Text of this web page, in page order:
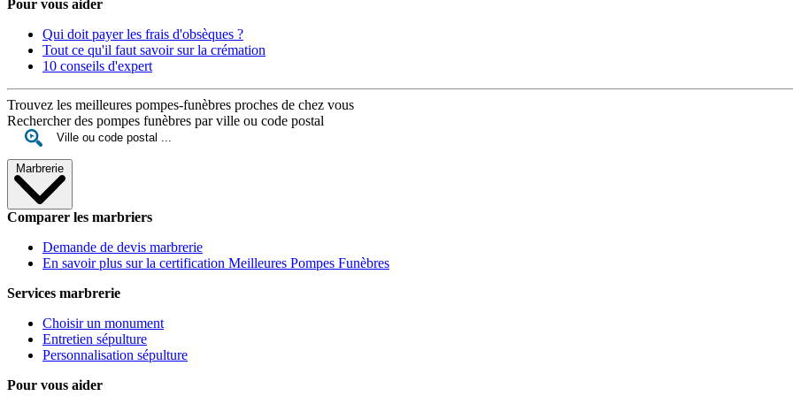
Pour vous aider
Qui doit payer les frais d'obsèques ?
Tout ce qu'il faut savoir sur la crémation
10 conseils d'expert
Trouvez les meilleures pompes-funèbres proches de chez vous
Rechercher des pompes funèbres par ville ou code postal
Marbrerie
Comparer les marbriers
Demande de devis marbrerie
En savoir plus sur la certification Meilleures Pompes Funèbres
Services marbrerie
Choisir un monument
Entretien sépulture
Personnalisation sépulture
Pour vous aider